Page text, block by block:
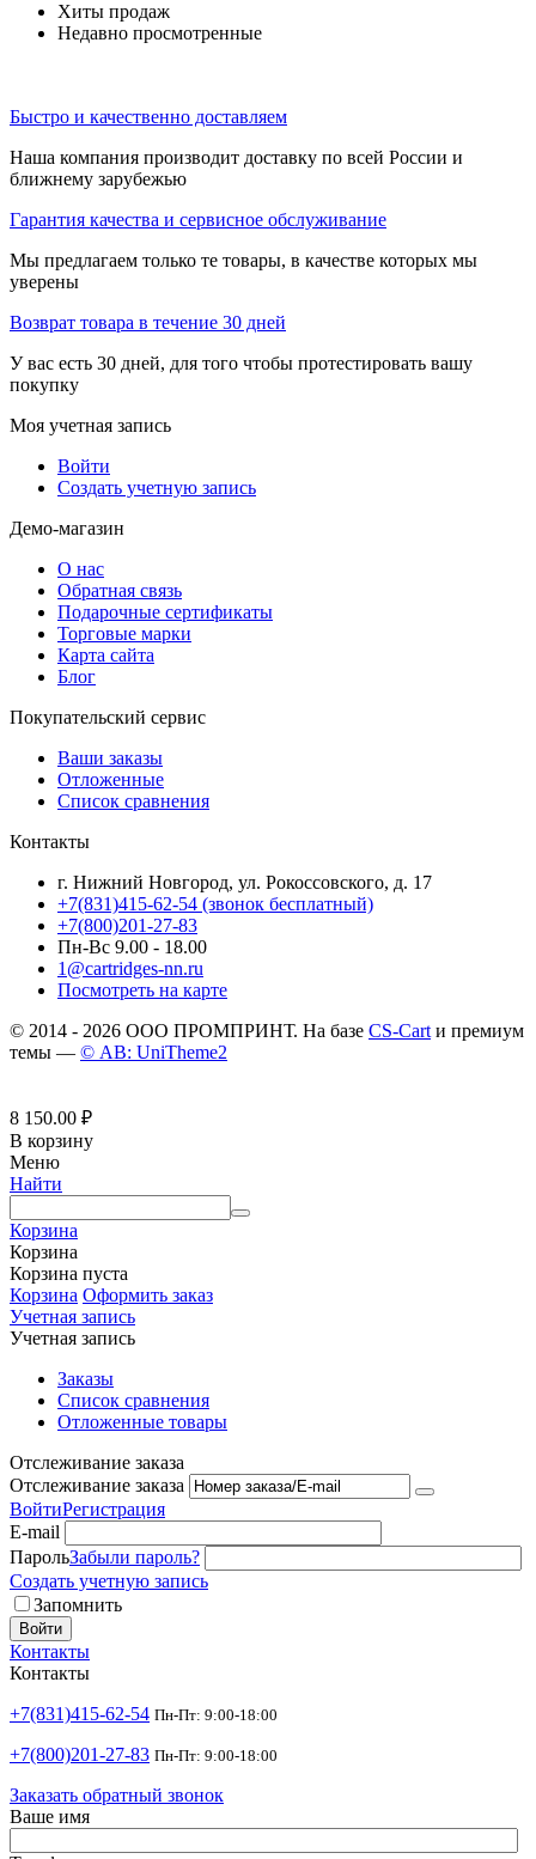
Хиты продаж
Недавно просмотренные
Быстро и качественно доставляем
Наша компания производит доставку по всей России и
ближнему зарубежью
Гарантия качества и сервисное обслуживание
Мы предлагаем только те товары, в качестве которых мы
уверены
Возврат товара в течение 30 дней
У вас есть 30 дней, для того чтобы протестировать вашу
покупку
Моя учетная запись
Войти
Создать учетную запись
Демо-магазин
О нас
Обратная связь
Подарочные сертификаты
Торговые марки
Карта сайта
Блог
Покупательский сервис
Ваши заказы
Отложенные
Список сравнения
Контакты
г. Нижний Новгород, ул. Рокоссовского, д. 17
+7(831)415-62-54 (звонок бесплатный)
+7(800)201-27-83
Пн-Вс 9.00 - 18.00
1@cartridges-nn.ru
Посмотреть на карте
© 2014 - 2026 ООО ПРОМПРИНТ. На базе CS-Cart и премиум
темы — © AB: UniTheme2
8 150.00 ₽
В корзину
Меню
Найти
Корзина
Корзина
Корзина пуста
Корзина Оформить заказ
Учетная запись
Учетная запись
Заказы
Список сравнения
Отложенные товары
Отслеживание заказа
Отслеживание заказа
ВойтиРегистрация
E-mail
ПарольЗабыли пароль?
Создать учетную запись
Запомнить
Войти
Контакты
Контакты
+7(831)415-62-54 Пн-Пт: 9:00-18:00
+7(800)201-27-83 Пн-Пт: 9:00-18:00
Заказать обратный звонок
Ваше имя